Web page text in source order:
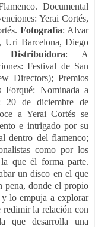
Documental
Yerai Cortés,
Fotografía: Alvar
Uri Barcelona, Diego
Distribuidora: A
Festival de San
Directors); Premios
Forqué: Nominada a
20 de diciembre de
a Yerai Cortés se
e intrigado por su
dentro del flamenco;
como por los
que él forma parte.
un disco en el que
pena, donde el propio
lo empuja a explorar
redimir la relación con
que desarrolla una